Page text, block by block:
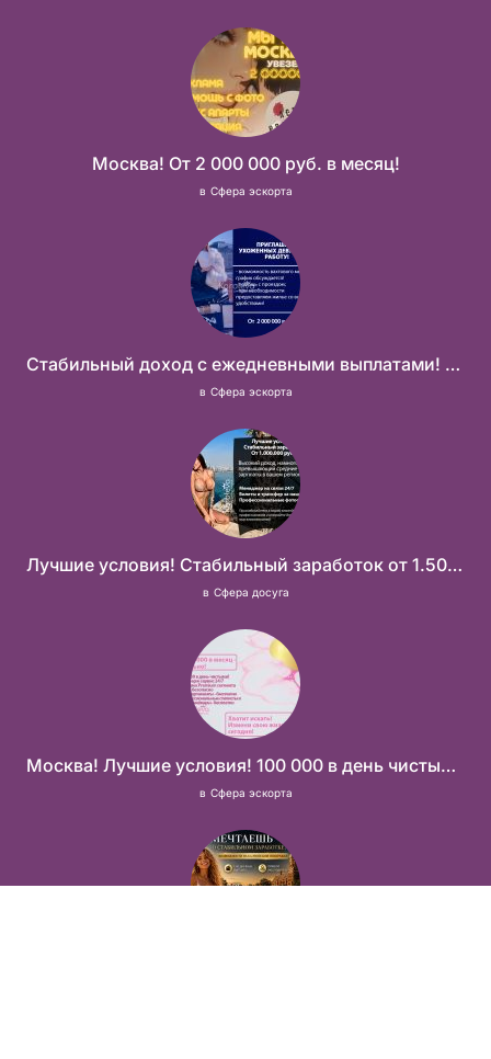
Москва! От 2 000 000 руб. в месяц!
в Сфера эскорта
Стабильный доход с ежедневными выплатами! Без посредников
в Сфера эскорта
Лучшие условия! Стабильный заработок от 1.500.000₽
в Сфера досуга
Москва! Лучшие условия! 100 000 в день чистыми!
в Сфера эскорта